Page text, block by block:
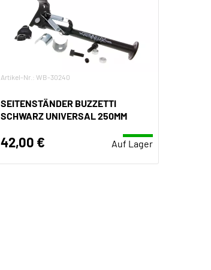
Artikel-Nr.: WB-30240
SEITENSTÄNDER BUZZETTI
SCHWARZ UNIVERSAL 250MM
42,00 € Auf Lager